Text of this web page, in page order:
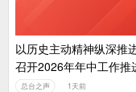
以历史主动精神纵深推
召开2026年年中工作推
总台之声 1天前